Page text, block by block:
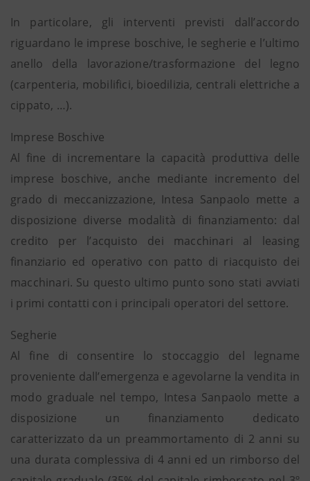
In particolare, gli interventi previsti dall’accordo
riguardano le imprese boschive, le segherie e l’ultimo
anello della lavorazione/trasformazione del legno
(carpenteria, mobilifici, bioedilizia, centrali elettriche a
cippato, …).
Imprese Boschive
Al fine di incrementare la capacità produttiva delle
imprese boschive, anche mediante incremento del
grado di meccanizzazione, Intesa Sanpaolo mette a
disposizione diverse modalità di finanziamento: dal
credito per l’acquisto dei macchinari al leasing
finanziario ed operativo con patto di riacquisto dei
macchinari. Su questo ultimo punto sono stati avviati
i primi contatti con i principali operatori del settore.
Segherie
Al fine di consentire lo stoccaggio del legname
proveniente dall’emergenza e agevolarne la vendita in
modo graduale nel tempo, Intesa Sanpaolo mette a
disposizione un finanziamento dedicato
caratterizzato da un preammortamento di 2 anni su
una durata complessiva di 4 anni ed un rimborso del